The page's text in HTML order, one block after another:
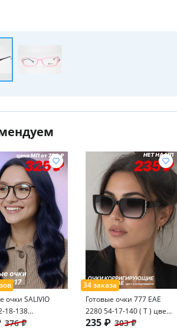
очки SALIVIO
18-138
376 ₽
Готовые очки 777 ЕАЕ
2280 54-17-140 ( Т ) цвет
в ассортименте
235 ₽ 303 ₽